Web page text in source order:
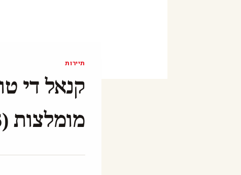
תיירות
קנאל די
מומלצות (2026)